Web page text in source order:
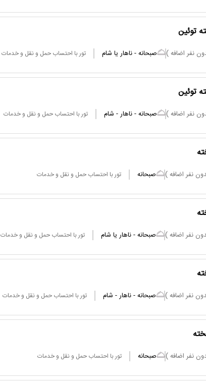
توئین
نفر اضافه ) صبحانه - ناهار یا شام تور با احتساب حمل و نقل و خدمات
توئین
نفر اضافه ) صبحانه - ناهار - شام تور با احتساب حمل و نقل و خدمات
نفر اضافه ) صبحانه تور با احتساب حمل و نقل و خدمات
نفر اضافه ) صبحانه - ناهار یا شام تور با احتساب حمل و نقل و خدمات
نفر اضافه ) صبحانه - ناهار - شام تور با احتساب حمل و نقل و خدمات
نفر اضافه ) صبحانه تور با احتساب حمل و نقل و خدمات